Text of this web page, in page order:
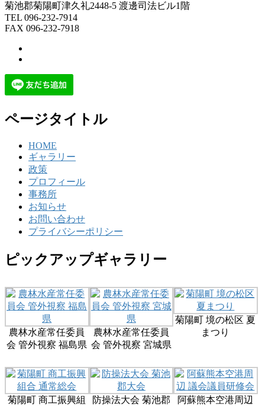
菊池郡菊陽町津久礼2448-5 渡邊司法ビル1階
TEL 096-232-7914
FAX 096-232-7918
ページタイトル
HOME
ギャラリー
政策
プロフィール
事務所
お知らせ
お問い合わせ
プライバシーポリシー
ピックアップギャラリー
農林水産常任委員
会 管外視察 福島県
農林水産常任委員
会 管外視察 宮城県
菊陽町 境の松区 夏
まつり
菊陽町 商工振興組
防操法大会 菊池郡
阿蘇熊本空港周辺